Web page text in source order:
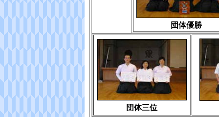
団体優勝
団体三位